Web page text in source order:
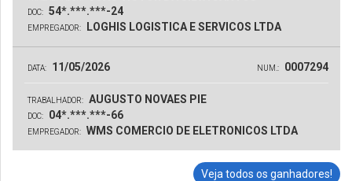
DOC: 54*.***.***-24
EMPREGADOR: LOGHIS LOGISTICA E SERVICOS LTDA
DATA: 11/05/2026 NUM.: 0007294
TRABALHADOR: AUGUSTO NOVAES PIE
DOC: 04*.***.***-66
EMPREGADOR: WMS COMERCIO DE ELETRONICOS LTDA
Veja todos os ganhadores!